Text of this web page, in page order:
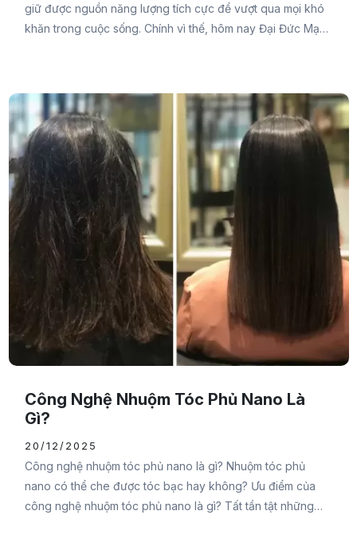
giữ được nguồn năng lượng tích cực để vượt qua mọi khó
khăn trong cuộc sống. Chính vì thế, hôm nay Đại Đức Mạnh
trong cuộc sống.
Công Nghệ Nhuộm Tóc Phủ Nano Là
Gì?
20/12/2025
Công nghệ nhuộm tóc phủ nano là gì? Nhuộm tóc phủ
nano có thể che được tóc bạc hay không? Ưu điểm của
công nghệ nhuộm tóc phủ nano là gì? Tất tần tật những